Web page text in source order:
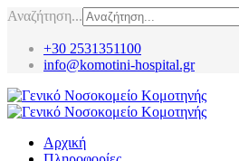
Αναζήτηση...
+30 2531351100
info@komotini-hospital.gr
Αρχική